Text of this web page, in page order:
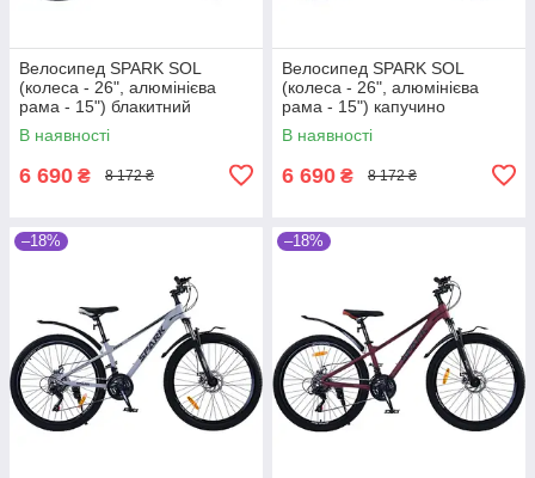
Велосипед SPARK SOL
(колеса - 26", алюмінієва
рама - 15") блакитний
В наявності
6 690 ₴ 8 172 ₴
Велосипед SPARK SOL
(колеса - 26", алюмінієва
рама - 15") капучино
В наявності
6 690 ₴ 8 172 ₴
–18% –18%